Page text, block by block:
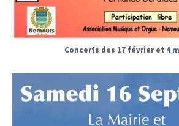
Concerts des 17 février et 4